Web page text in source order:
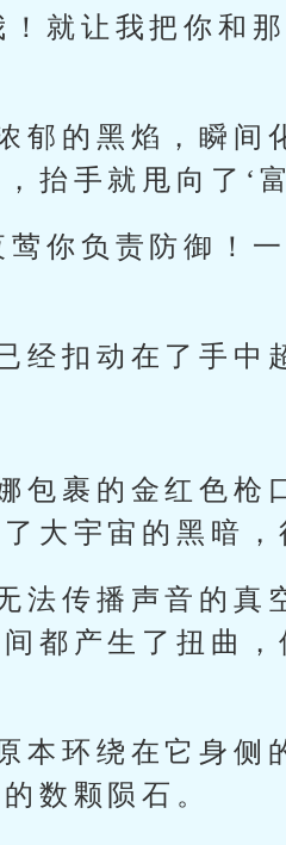
就让我把你和
郁的黑焰，瞬间
抬手就甩向了‘
你负责防御！
经扣动在了手中
包裹的金红色枪
大宇宙的黑暗，
法传播声音的真
都产生了扭曲
本环绕在它身侧
数颗陨石。